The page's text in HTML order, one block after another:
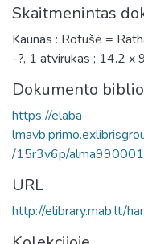
Skaitmenintas
Kaunas : Rotušė =
-?, 1 atvirukas ; 14.2 x
Dokumento
https://elaba-
/15r3v6p/
URL
http://elibrary.mab.lt/